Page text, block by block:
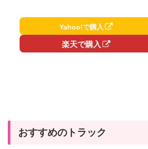
Yahoo!で購入
楽天で購入
おすすめのトラック